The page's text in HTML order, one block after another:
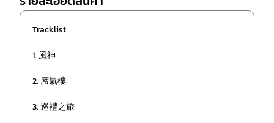
Tracklist
1. 風神
2. 蜃氣樓
3. 巡禮之旅